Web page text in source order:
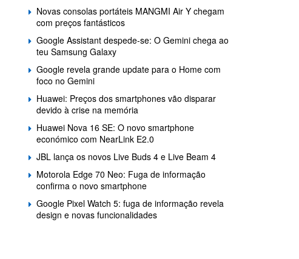
Novas consolas portáteis MANGMI Air Y chegam
com preços fantásticos
Google Assistant despede-se: O Gemini chega ao
teu Samsung Galaxy
Google revela grande update para o Home com
foco no Gemini
Huawei: Preços dos smartphones vão disparar
devido à crise na memória
Huawei Nova 16 SE: O novo smartphone
económico com NearLink E2.0
JBL lança os novos Live Buds 4 e Live Beam 4
Motorola Edge 70 Neo: Fuga de informação
confirma o novo smartphone
Google Pixel Watch 5: fuga de informação revela
design e novas funcionalidades